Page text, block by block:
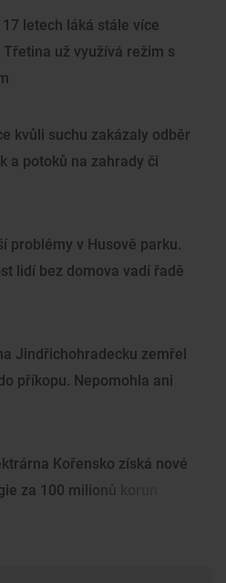
17 letech láká stále více
Třetina už využívá režim s
kvůli suchu zakázaly odběr
a potoků na zahrady či
problémy v Husově parku.
lidí bez domova vadí řadě
Jindřichohradecku zemřel
příkopu. Nepomohla ani
Kořensko získá nové
za 100 milionů korun